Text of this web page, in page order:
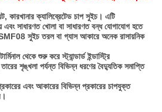
কারখানার ক্যালিব্রেটেড চাপ সুইচ। এটি
এবং সাধারণত খোলা বা সাধারণত বন্ধ যোগাযোগ হতে
সুইচ তরল বা গ্যাস আকারে অনেক রাসায়নিক
থেকে শুরু করে স্ট্যান্ডার্ড ইন্ডাস্ট্রি
শৃঙ্খলা পর্যন্ত বিভিন্ন ধরণের বৈদ্যুতিক সমাপ্তি
এবং আকারের বিভিন্ন প্রকারের চাপযুক্ত